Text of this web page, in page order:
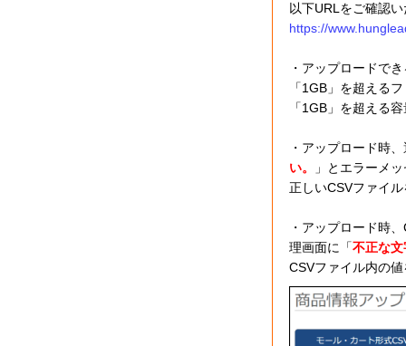
以下URLをご確認
https://
・アップロードで
「1GB」を超える
「1GB」を超える
・アップロード時
い。
」とエラーメ
正しいCSVファイ
・アップロード時
理画面に「不正な
CSVファイル内の